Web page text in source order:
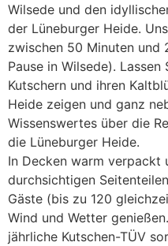
Wilsede und den
der Lüneburger Heide.
zwischen 50 Minuten und
Pause in Wilsede).
Kutschern und ihren
Heide zeigen und ganz
Wissenswertes über die
die Lüneburger Heide.
In Decken warm verpackt
durchsichtigen
Gäste (bis zu 120
Wind und Wetter
jährliche Kutschen-TÜV